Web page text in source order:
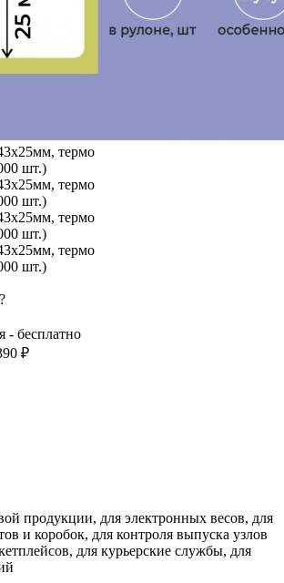
- бесплатно
₽
продукции, для электронных весов, для
и коробок, для контроля выпуска узлов
для курьерские службы, для